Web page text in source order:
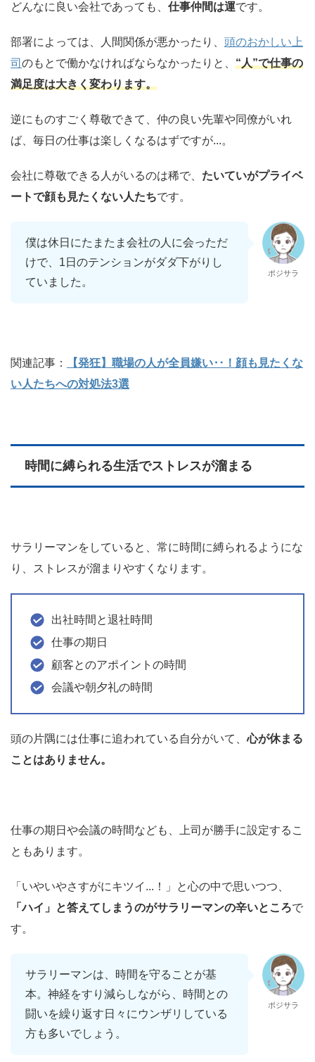
どんなに良い会社であっても、 仕事仲間は運です。
部署によっては、人間関係が悪かったり、 頭のおかしい上
司 のもとで働かなければならなかったりと、 “人”で仕事の
満足度は大きく変わります。
逆にものすごく尊敬できて、仲の良い先輩や同僚がいれ
ば、毎日の仕事は楽しくなるはずですが...。
会社に尊敬できる人がいるのは稀で、 たいていがプライベ
ートで顔も見たくない人たちです。
僕は休日にたまたま会社の人に会っただ
けで、1日のテンションがダダ下がりし
ていました。
ポジサラ
関連記事：
【発狂】職場の人が全員嫌い‥！顔も見たくな
い人たちへの対処法3選
時間に縛られる生活でストレスが溜まる
サラリーマンをしていると、常に時間に縛られるようにな
り、ストレスが溜まりやすくなります。
出社時間と退社時間
仕事の期日
顧客とのアポイントの時間
会議や朝夕礼の時間
頭の片隅には仕事に追われている自分がいて、心が休まる
ことはありません。
仕事の期日や会議の時間なども、上司が勝手に設定するこ
ともあります。
「いやいやさすがにキツイ...！」と心の中で思いつつ、
「ハイ」と答えてしまうのがサラリーマンの辛いところで
す。
サラリーマンは、時間を守ることが基
本。神経をすり減らしながら、時間との
闘いを繰り返す日々にウンザリしている
方も多いでしょう。
ポジサラ